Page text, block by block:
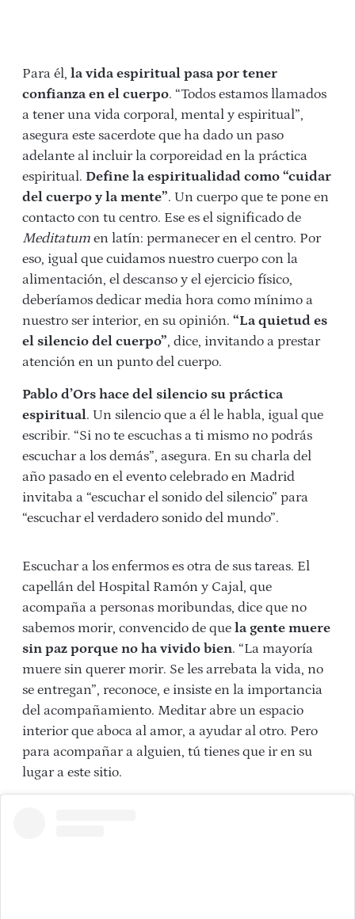
Para él, la vida espiritual pasa por tener
confianza en el cuerpo. “Todos estamos llamados
a tener una vida corporal, mental y espiritual”,
asegura este sacerdote que ha dado un paso
adelante al incluir la corporeidad en la práctica
espiritual. Define la espiritualidad como “cuidar
del cuerpo y la mente”. Un cuerpo que te pone en
contacto con tu centro. Ese es el significado de
Meditatum en latín: permanecer en el centro. Por
eso, igual que cuidamos nuestro cuerpo con la
alimentación, el descanso y el ejercicio físico,
deberíamos dedicar media hora como mínimo a
nuestro ser interior, en su opinión. “La quietud es
el silencio del cuerpo”, dice, invitando a prestar
atención en un punto del cuerpo.
Pablo d’Ors hace del silencio su práctica
espiritual. Un silencio que a él le habla, igual que
escribir. “Si no te escuchas a ti mismo no podrás
escuchar a los demás”, asegura. En su charla del
año pasado en el evento celebrado en Madrid
invitaba a “escuchar el sonido del silencio” para
“escuchar el verdadero sonido del mundo”.
Escuchar a los enfermos es otra de sus tareas. El
capellán del Hospital Ramón y Cajal, que
acompaña a personas moribundas, dice que no
sabemos morir, convencido de que la gente muere
sin paz porque no ha vivido bien. “La mayoría
muere sin querer morir. Se les arrebata la vida, no
se entregan”, reconoce, e insiste en la importancia
del acompañamiento. Meditar abre un espacio
interior que aboca al amor, a ayudar al otro. Pero
para acompañar a alguien, tú tienes que ir en su
lugar a este sitio.